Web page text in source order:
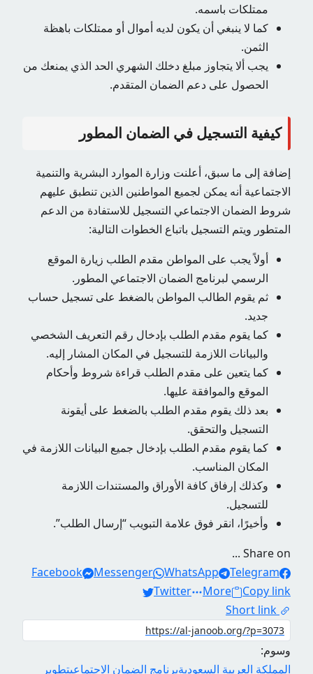
ممتلكات باسمه.
كما لا ينبغي أن يكون لديه أموال أو ممتلكات باهظة
الثمن.
يجب ألا يتجاوز مبلغ دخلك الشهري الحد الذي يمنعك من
الحصول على دعم الضمان المتقدم.
كيفية التسجيل في الضمان المطور
إضافة إلى ما سبق، أعلنت وزارة الموارد البشرية والتنمية
الاجتماعية أنه يمكن لجميع المواطنين الذين تنطبق عليهم
شروط الضمان الاجتماعي التسجيل للاستفادة من الدعم
المتطور ويتم التسجيل باتباع الخطوات التالية:
أولاً يجب على المواطن مقدم الطلب زيارة الموقع
الرسمي لبرنامج الضمان الاجتماعي المطور.
ثم يقوم الطالب المواطن بالضغط على تسجيل حساب
جديد.
كما يقوم مقدم الطلب بإدخال رقم التعريف الشخصي
والبيانات اللازمة للتسجيل في المكان المشار إليه.
كما يتعين على مقدم الطلب قراءة شروط وأحكام
الموقع والموافقة عليها.
بعد ذلك يقوم مقدم الطلب بالضغط على أيقونة
التسجيل والتحقق.
كما يقوم مقدم الطلب بإدخال جميع البيانات اللازمة في
المكان المناسب.
وكذلك إرفاق كافة الأوراق والمستندات اللازمة
للتسجيل.
وأخيرًا، انقر فوق علامة التبويب “إرسال الطلب”.
Share on ...
Facebook
Messenger WhatsApp
Telegram
Twitter
More
Copy link
Short link
وسوم:
المملكة العربية السعوديةبرنامج الضمان الاجتماعيتطوير